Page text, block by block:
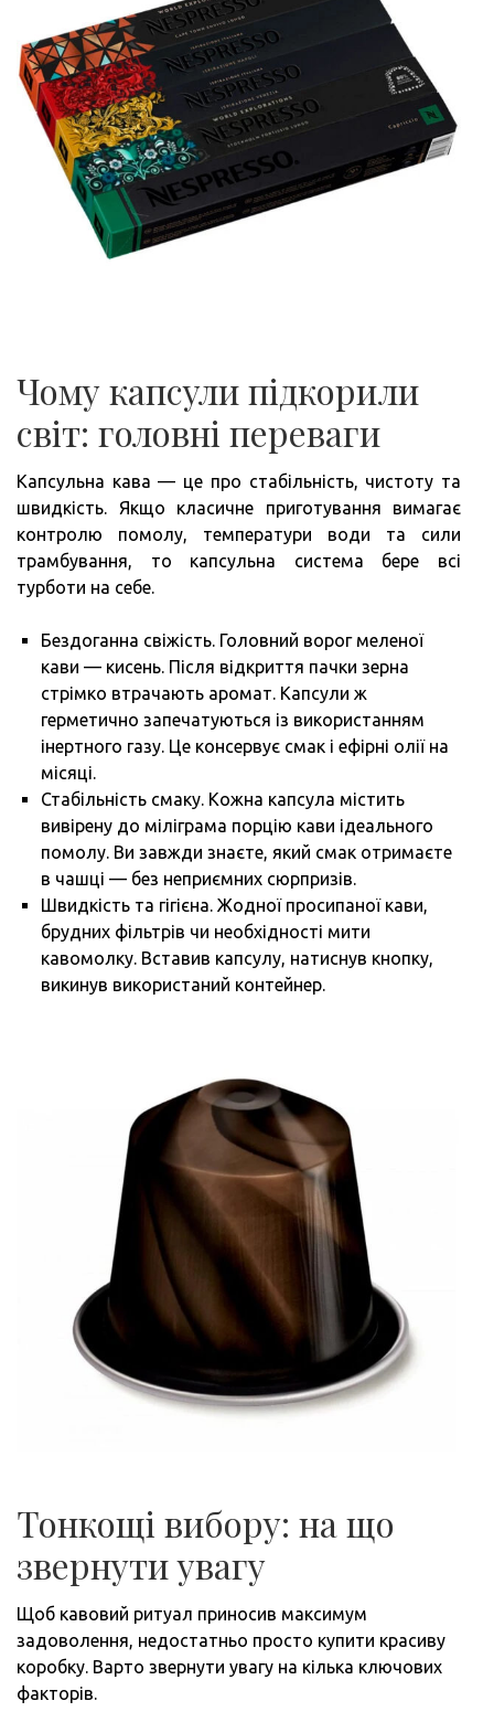
Чому капсули підкорили
світ: головні переваги
Капсульна кава — це про стабільність, чистоту та
швидкість. Якщо класичне приготування вимагає
контролю помолу, температури води та сили
трамбування, то капсульна система бере всі
турботи на себе.
Бездоганна свіжість. Головний ворог меленої
кави — кисень. Після відкриття пачки зерна
стрімко втрачають аромат. Капсули ж
герметично запечатуються із використанням
інертного газу. Це консервує смак і ефірні олії на
місяці.
Стабільність смаку. Кожна капсула містить
вивірену до міліграма порцію кави ідеального
помолу. Ви завжди знаєте, який смак отримаєте
в чашці — без неприємних сюрпризів.
Швидкість та гігієна. Жодної просипаної кави,
брудних фільтрів чи необхідності мити
кавомолку. Вставив капсулу, натиснув кнопку,
викинув використаний контейнер.
Тонкощі вибору: на що
звернути увагу
Щоб кавовий ритуал приносив максимум
задоволення, недостатньо просто купити красиву
коробку. Варто звернути увагу на кілька ключових
факторів.